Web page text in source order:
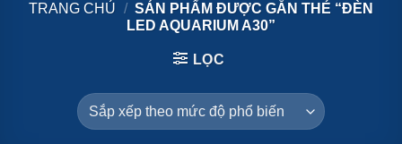
TRANG CHỦ / SẢN PHẨM ĐƯỢC GẮN THẺ “ĐÈN
LED AQUARIUM A30”
LỌC